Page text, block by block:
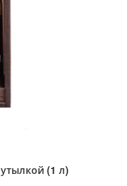
(1 л)